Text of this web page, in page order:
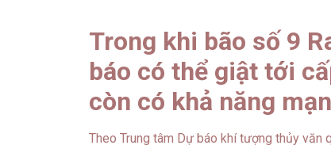
Trong khi bão số 9
báo có thể giật tới
còn có khả năng
Theo Trung tâm Dự báo khí tượng thủy văn